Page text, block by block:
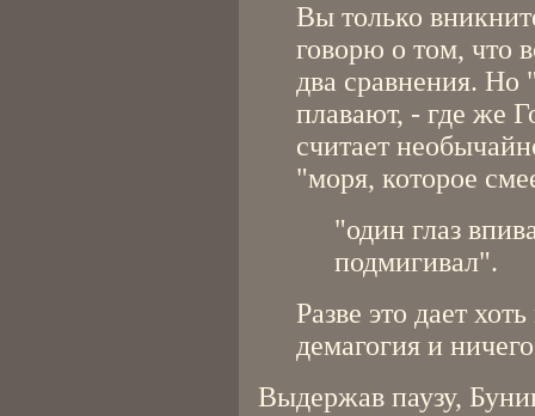
Вы только
говорю о том, что
два сравнения. Но
плавают, - где же
считает
"моря, которое
"один глаз
подмигивал".
Разве это дает
демагогия и
Выдержав паузу,